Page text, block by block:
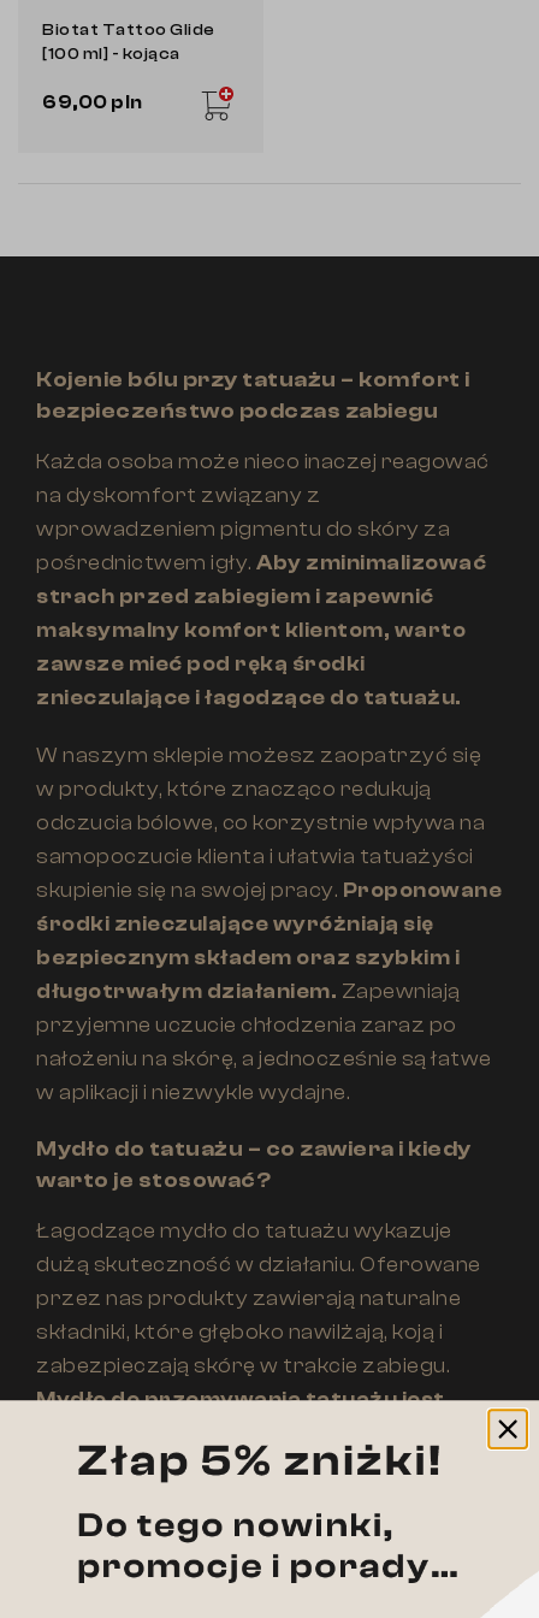
Biotat Tattoo Glide
[100 ml] - kojąca
69,00 pln
Kojenie bólu przy tatuażu – komfort i
bezpieczeństwo podczas zabiegu
Każda osoba może nieco inaczej reagować
na dyskomfort związany z
wprowadzeniem pigmentu do skóry za
pośrednictwem igły. Aby zminimalizować
strach przed zabiegiem i zapewnić
maksymalny komfort klientom, warto
zawsze mieć pod ręką środki
znieczulające i łagodzące do tatuażu.
W naszym sklepie możesz zaopatrzyć się
w produkty, które znacząco redukują
odczucia bólowe, co korzystnie wpływa na
samopoczucie klienta i ułatwia tatuażyści
skupienie się na swojej pracy. Proponowane
środki znieczulające wyróżniają się
bezpiecznym składem oraz szybkim i
długotrwałym działaniem. Zapewniają
przyjemne uczucie chłodzenia zaraz po
nałożeniu na skórę, a jednocześnie są łatwe
w aplikacji i niezwykle wydajne.
Mydło do tatuażu – co zawiera i kiedy
warto je stosować?
Łagodzące mydło do tatuażu wykazuje
dużą skuteczność w działaniu. Oferowane
przez nas produkty zawierają naturalne
składniki, które głęboko nawilżają, koją i
zabezpieczają skórę w trakcie zabiegu.
Mydło do przemywania tatuażu jest
Produkty nakłada się w trakcie tatuowania
nałożeniu i oczyszczeniu skóry należy je
delikatnie spłukać, a całą procedurę można